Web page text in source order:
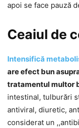
apoi se face pauză
Ceaiul de
Intensifică
are efect bun
tratamentul multor
intestinal, tulburări
antiviral, diuretic,
considerat un